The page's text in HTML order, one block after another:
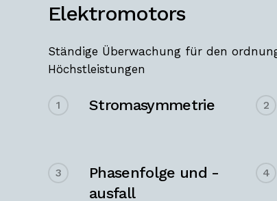
Elektromotors
Ständige Überwachung für den
Höchstleistungen
1 Stromasymmetrie 2
3
Phasenfolge und -
ausfall
4